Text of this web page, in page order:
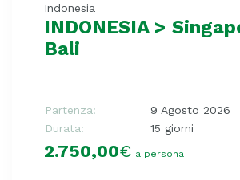
Indonesia
INDONESIA >
Bali
Partenza:
9 Agosto 2026
Durata:
15 giorni
2.750,00€ a persona